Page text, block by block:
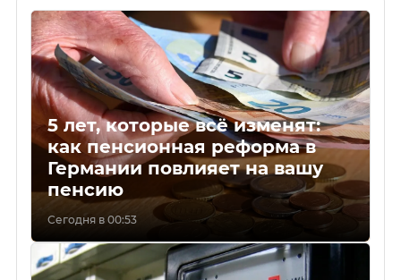
5 лет, которые всё изменят:
как пенсионная реформа в
Германии повлияет на вашу
пенсию
Сегодня в 00:53